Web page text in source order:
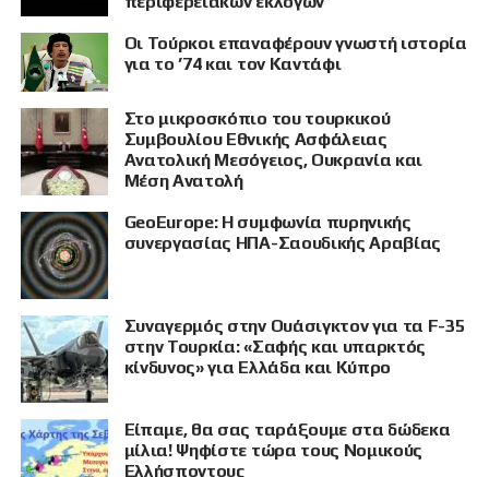
Οι Τούρκοι επαναφέρουν γνωστή ιστορία
για το ’74 και τον Καντάφι
Στο μικροσκόπιο του τουρκικού
Συμβουλίου Εθνικής Ασφάλειας
Ανατολική Μεσόγειος, Ουκρανία και
Μέση Ανατολή
GeoEurope: Η συμφωνία πυρηνικής
συνεργασίας ΗΠΑ-Σαουδικής Αραβίας
Συναγερμός στην Ουάσιγκτον για τα F-35
στην Τουρκία: «Σαφής και υπαρκτός
κίνδυνος» για Ελλάδα και Κύπρο
Είπαμε, θα σας ταράξουμε στα δώδεκα
μίλια! Ψηφίστε τώρα τους Νομικούς
Ελλήσποντους